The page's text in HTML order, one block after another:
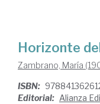
Horizonte
Zambrano, María
ISBN:
Editorial: Alianza